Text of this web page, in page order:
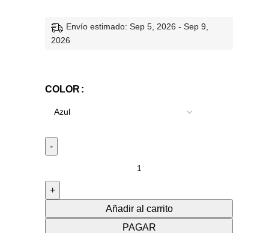
Envío estimado: Sep 5, 2026 - Sep 9,
2026
COLOR
Añadir al carrito
PAGAR